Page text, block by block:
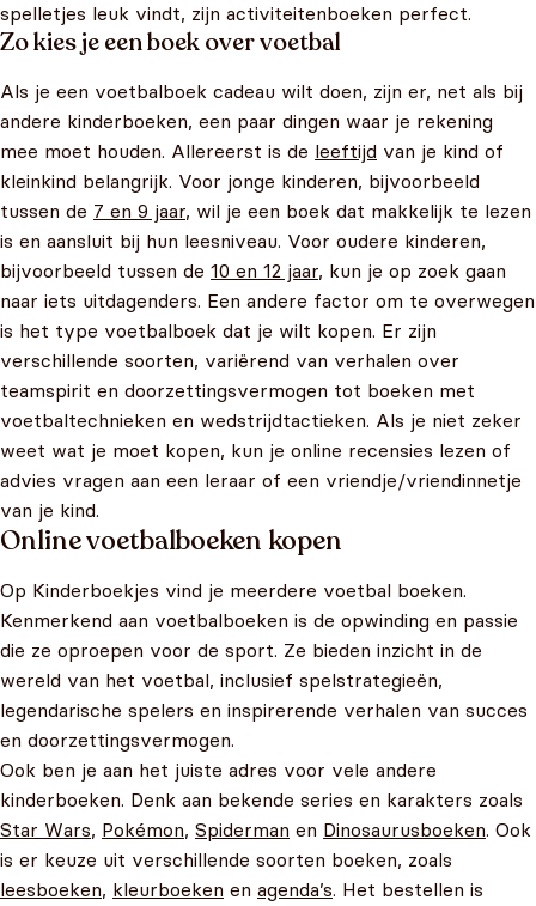
spelletjes leuk vindt, zijn activiteitenboeken perfect.
Zo kies je een boek over voetbal
Als je een voetbalboek cadeau wilt doen, zijn er, net als bij
andere kinderboeken, een paar dingen waar je rekening
mee moet houden. Allereerst is de leeftijd van je kind of
kleinkind belangrijk. Voor jonge kinderen, bijvoorbeeld
tussen de 7 en 9 jaar, wil je een boek dat makkelijk te lezen
is en aansluit bij hun leesniveau. Voor oudere kinderen,
bijvoorbeeld tussen de 10 en 12 jaar, kun je op zoek gaan
naar iets uitdagenders. Een andere factor om te overwegen
is het type voetbalboek dat je wilt kopen. Er zijn
verschillende soorten, variërend van verhalen over
teamspirit en doorzettingsvermogen tot boeken met
voetbaltechnieken en wedstrijdtactieken. Als je niet zeker
weet wat je moet kopen, kun je online recensies lezen of
advies vragen aan een leraar of een vriendje/vriendinnetje
van je kind.
Online voetbalboeken kopen
Op Kinderboekjes vind je meerdere voetbal boeken.
Kenmerkend aan voetbalboeken is de opwinding en passie
die ze oproepen voor de sport. Ze bieden inzicht in de
wereld van het voetbal, inclusief spelstrategieën,
legendarische spelers en inspirerende verhalen van succes
en doorzettingsvermogen.
Ook ben je aan het juiste adres voor vele andere
kinderboeken. Denk aan bekende series en karakters zoals
Star Wars, Pokémon, Spiderman en Dinosaurusboeken. Ook
is er keuze uit verschillende soorten boeken, zoals
leesboeken, kleurboeken en agenda’s. Het bestellen is